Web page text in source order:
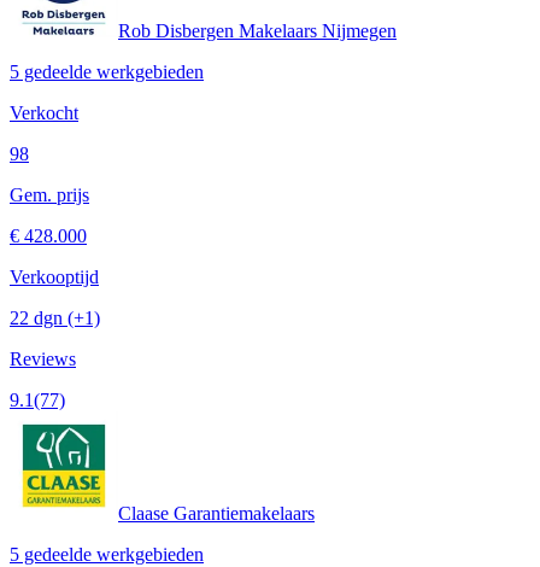
Rob Disbergen Makelaars Nijmegen
5 gedeelde werkgebieden
Verkocht
98
Gem. prijs
€ 428.000
Verkooptijd
22 dgn (+1)
Reviews
9.1(77)
Claase Garantiemakelaars
5 gedeelde werkgebieden